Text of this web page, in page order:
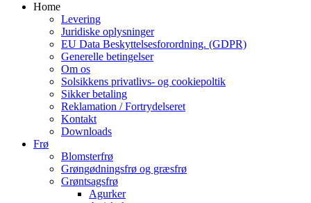
Home
Levering
Juridiske oplysninger
EU Data Beskyttelsesforordning. (GDPR)
Generelle betingelser
Om os
Solsikkens privatlivs- og cookiepoltik
Sikker betaling
Reklamation / Fortrydelseret
Kontakt
Downloads
Frø
Blomsterfrø
Grøngødningsfrø og græsfrø
Grøntsagsfrø
Agurker